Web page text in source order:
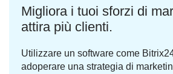
Migliora i tuoi sforzi di
attira più clienti.
Utilizzare un software come
adoperare una strategia di